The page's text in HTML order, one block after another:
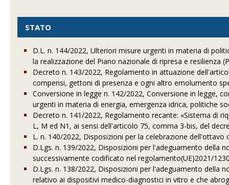
STATO
D.L. n. 144/2022, Ulteriori misure urgenti in materia di
la realizzazione del Piano nazionale di ripresa e resilienza
Decreto n. 143/2022, Regolamento in attuazione
compensi, gettoni di presenza e ogni altro emolumento
Conversione in legge n. 142/2022, Conversione in legge,
urgenti in materia di energia, emergenza idrica, politiche
Decreto n. 141/2022, Regolamento recante: «Sistema di
L, M ed N1, ai sensi dell'articolo 75, comma 3-bis, del
L. n. 140/2022, Disposizioni per la celebrazione
D.Lgs. n. 139/2022, Disposizioni per l'adeguamento della
successivamente codificato nel regolamento(UE)2021/
D.Lgs. n. 138/2022, Disposizioni per l'adeguamento della
relativo ai dispositivi medico-diagnostici in vitro e che